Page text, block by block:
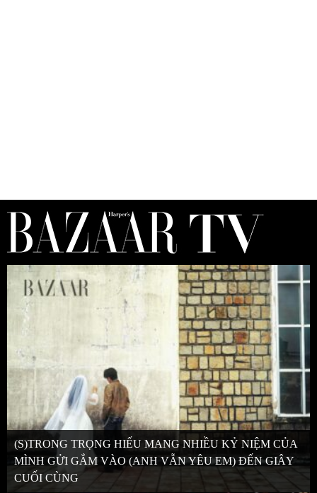
(S)TRONG TRỌNG HIẾU MANG NHIỀU KỶ NIỆM CỦA
MÌNH GỬI GẮM VÀO (ANH VẪN YÊU EM) ĐẾN GIÂY
CUỐI CÙNG